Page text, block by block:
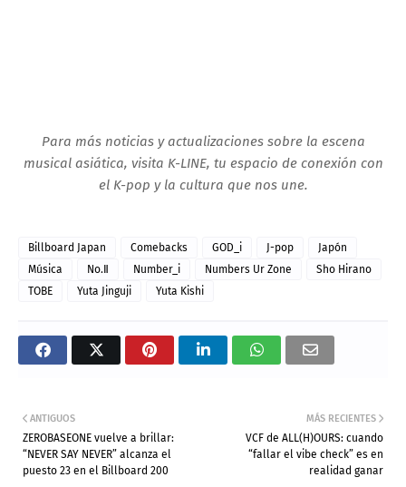
Para más noticias y actualizaciones sobre la escena
musical asiática, visita K-LINE, tu espacio de conexión con
el K-pop y la cultura que nos une.
Billboard Japan Comebacks GOD_i J-pop
Japón
Música
No.Ⅱ Number_i Numbers Ur Zone
Sho Hirano
TOBE
Yuta Jinguji Yuta Kishi
MÁS RECIENTES
VCF de ALL(H)OURS: cuando
“fallar el vibe check” es en
realidad ganar
ANTIGUOS
ZEROBASEONE vuelve a brillar:
“NEVER SAY NEVER” alcanza el
puesto 23 en el Billboard 200